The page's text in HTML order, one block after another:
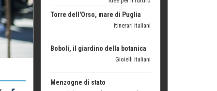
Boboli, il giardino della botanica
Gioielli italiani
Menzogne di stato
Le dichiarazioni di Maurizio Federico
Chi è, e come difendersi dallo